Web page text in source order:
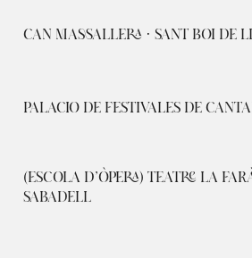
CAN MASSALLERA · SANT BOI DE
PALACIO DE FESTIVALES DE
(ESCOLA D’ÒPERA) TEATRE LA
SABADELL